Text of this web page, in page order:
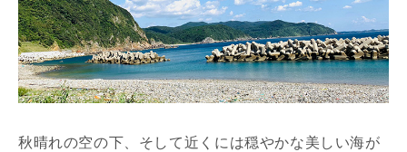
秋晴れの空の下、そして近くには穏やかな美しい海が